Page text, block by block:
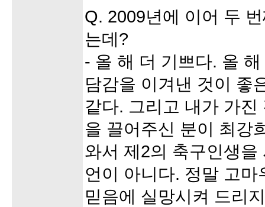
Q. 2009년에 이어 두
는데?
- 올 해 더 기쁘다. 올
담감을 이겨낸 것이 좋
같다. 그리고 내가 가
을 끌어주신 분이 최강
와서 제2의 축구인생
언이 아니다. 정말 고
믿음에 실망시켜 드리